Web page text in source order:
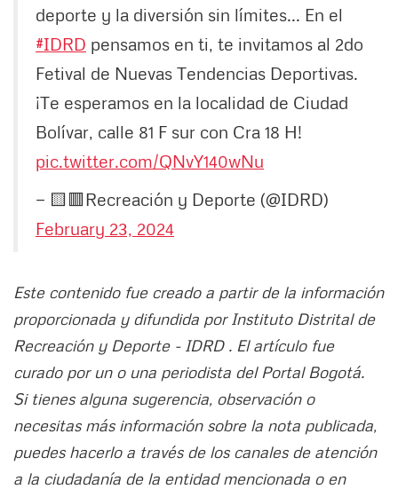
deporte y la diversión sin límites... En el
#IDRD pensamos en ti, te invitamos al 2do
Fetival de Nuevas Tendencias Deportivas.
¡Te esperamos en la localidad de Ciudad
Bolívar, calle 81 F sur con Cra 18 H!
pic.twitter.com/QNvY140wNu
— 🟨🟥Recreación y Deporte (@IDRD)
February 23, 2024
Este contenido fue creado a partir de la información
proporcionada y difundida por Instituto Distrital de
Recreación y Deporte - IDRD . El artículo fue
curado por un o una periodista del Portal Bogotá.
Si tienes alguna sugerencia, observación o
necesitas más información sobre la nota publicada,
puedes hacerlo a través de los canales de atención
a la ciudadanía de la entidad mencionada o en